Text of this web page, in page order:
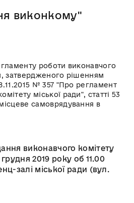
виконкому"
роботи виконавчого
затвердженого рішенням
№ 357 "Про регламент
міської ради", статті 53
самоврядування в
виконавчого комітету
грудня 2019 року об 11.00
залі міської ради (вул.